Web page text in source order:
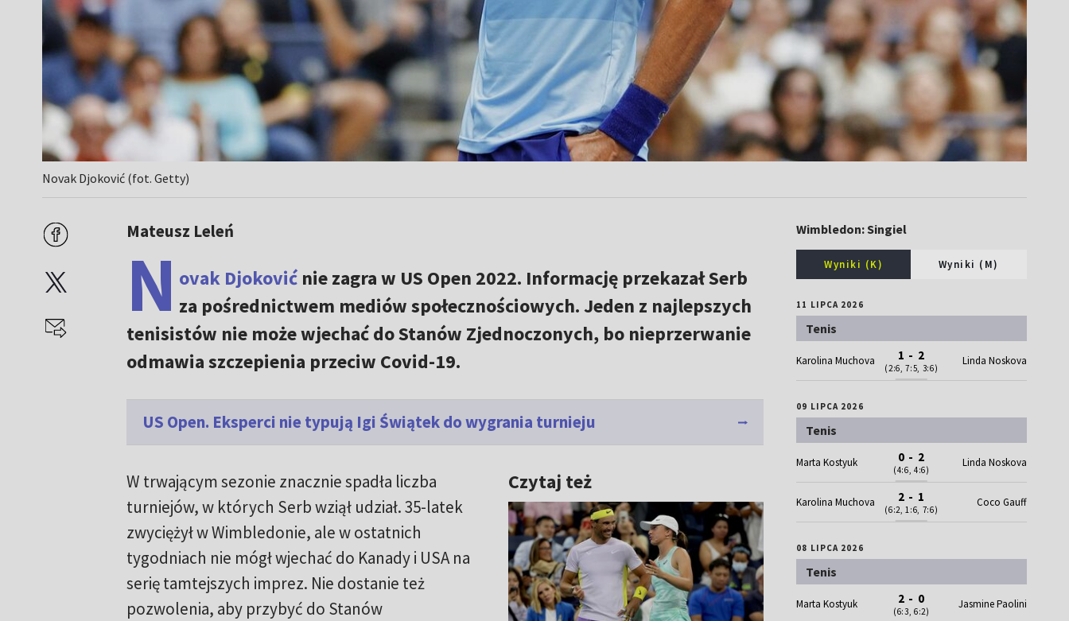
Novak Djoković (fot. Getty)
Mateusz Leleń
N ovak Djokovićnie zagra w US Open 2022. Informację przekazał Serb
za pośrednictwem mediów społecznościowych. Jeden z najlepszych
tenisistów nie może wjechać do Stanów Zjednoczonych, bo nieprzerwanie
odmawia szczepienia przeciw Covid-19.
US Open. Eksperci nie typują Igi Świątek do wygrania turnieju
Czytaj też
W trwającym sezonie znacznie spadła liczba
turniejów, w których Serb wziął udział. 35-latek
zwyciężył w Wimbledonie, ale w ostatnich
tygodniach nie mógł wjechać do Kanady i USA na
serię tamtejszych imprez. Nie dostanie też
pozwolenia, aby przybyć do Stanów
Wimbledon: Singiel
Wyniki (K) Wyniki (M)
11 LIPCA 2026
Tenis
Karolina Muchova 1 - 2
(2:6, 7:5, 3:6)
Linda Noskova
09 LIPCA 2026
Tenis
Marta Kostyuk 0 - 2
(4:6, 4:6)
Linda Noskova
Karolina Muchova 2 - 1
(6:2, 1:6, 7:6)
Coco Gauff
08 LIPCA 2026
Tenis
Marta Kostyuk 2 - 0
(6:3, 6:2)
Jasmine Paolini